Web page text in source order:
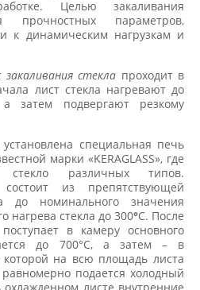
Целью закаливания
прочностных параметров,
к динамическим нагрузкам и
закаливания стекла проходит в
лист стекла нагревают до
затем подвергают резкому
специальная печь
марки «KERAGLASS», где
стекло различных типов.
из препятствующей
до номинального значения
нагрева стекла до 300°C. После
в камеру основного
до 700°C, а затем – в
на всю площадь листа
подается холодный